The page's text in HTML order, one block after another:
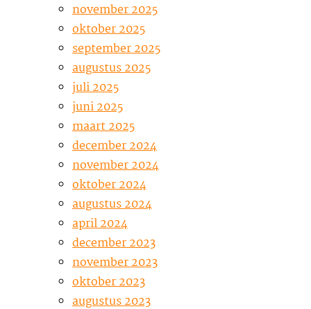
november 2025
oktober 2025
september 2025
augustus 2025
juli 2025
juni 2025
maart 2025
december 2024
november 2024
oktober 2024
augustus 2024
april 2024
december 2023
november 2023
oktober 2023
augustus 2023